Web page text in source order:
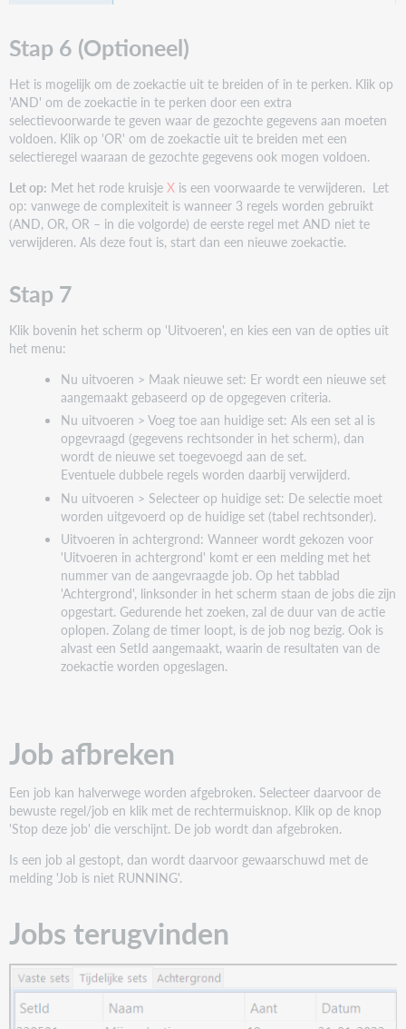
Stap 6 (Optioneel)
Het is mogelijk om de zoekactie uit te breiden of in te perken. Klik op
'AND' om de zoekactie in te perken door een extra
selectievoorwarde te geven waar de gezochte gegevens aan moeten
voldoen. Klik op 'OR' om de zoekactie uit te breiden met een
selectieregel waaraan de gezochte gegevens ook mogen voldoen.
Let op: Met het rode kruisjeX is een voorwaarde te verwijderen. Let
op: vanwege de complexiteit is wanneer 3 regels worden gebruikt
(AND, OR, OR – in die volgorde) de eerste regel met AND niet te
verwijderen. Als deze fout is, start dan een nieuwe zoekactie.
Stap 7
Klik bovenin het scherm op 'Uitvoeren', en kies een van de opties uit
het menu:
Nu uitvoeren > Maak nieuwe set: Er wordt een nieuwe set
aangemaakt gebaseerd op de opgegeven criteria.
Nu uitvoeren > Voeg toe aan huidige set: Als een set al is
opgevraagd (gegevens rechtsonder in het scherm), dan
wordt de nieuwe set toegevoegd aan de set.
Eventuele dubbele regels worden daarbij verwijderd.
Nu uitvoeren > Selecteer op huidige set: De selectie moet
worden uitgevoerd op de huidige set (tabel rechtsonder).
Uitvoeren in achtergrond: Wanneer wordt gekozen voor
'Uitvoeren in achtergrond' komt er een melding met het
nummer van de aangevraagde job. Op het tabblad
'Achtergrond', linksonder in het scherm staan de jobs die zijn
opgestart. Gedurende het zoeken, zal de duur van de actie
oplopen. Zolang de timer loopt, is de job nog bezig. Ook is
alvast een SetId aangemaakt, waarin de resultaten van de
zoekactie worden opgeslagen.
Job afbreken
Een job kan halverwege worden afgebroken. Selecteer daarvoor de
bewuste regel/job en klik met de rechtermuisknop. Klik op de knop
'Stop deze job' die verschijnt. De job wordt dan afgebroken.
Is een job al gestopt, dan wordt daarvoor gewaarschuwd met de
melding 'Job is niet RUNNING'.
Jobs terugvinden